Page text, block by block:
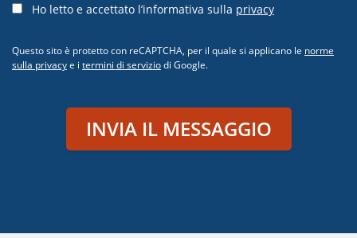
Ho letto e accettato l’informativa sulla privacy
Questo sito è protetto con reCAPTCHA, per il quale si applicano le norme
sulla privacye i termini di serviziodi Google.
INVIA IL MESSAGGIO